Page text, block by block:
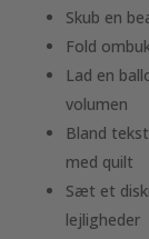
Skub en
Fold
Lad en
volumen
Bland
med quilt
Sæt et
lejligheder